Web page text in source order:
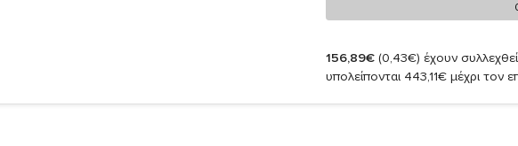
156,89€ (0,43€) έχουν
υπολείπονται 443,11€ μέχρι τον